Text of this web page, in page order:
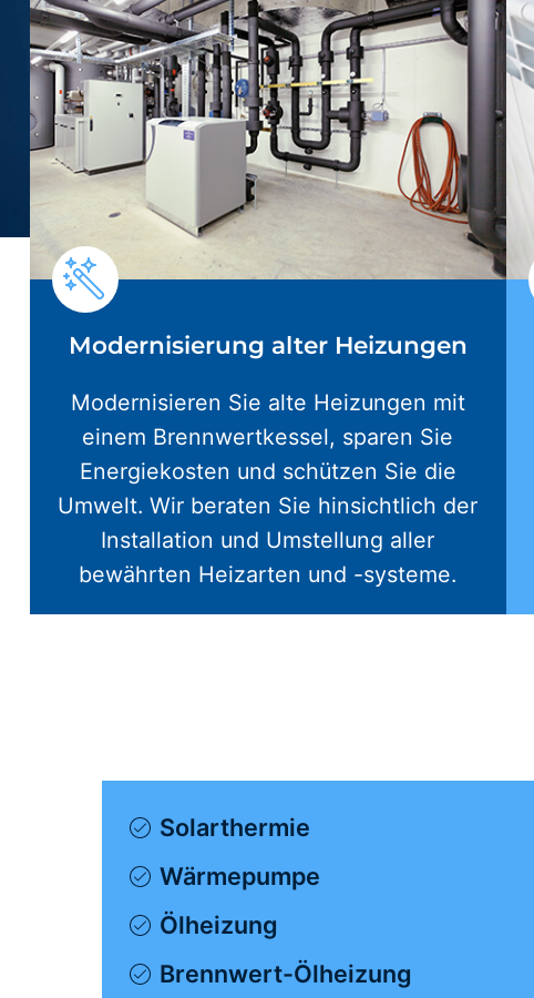
Modernisierung alter Heizungen
Modernisieren Sie alte Heizungen mit
einem Brennwertkessel, sparen Sie
Energiekosten und schützen Sie die
Umwelt. Wir beraten Sie hinsichtlich der
Installation und Umstellung aller
bewährten Heizarten und -systeme.
Solarthermie
Wärmepumpe
Ölheizung
Brennwert-Ölheizung